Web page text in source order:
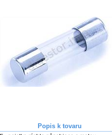
Popis k tovaru